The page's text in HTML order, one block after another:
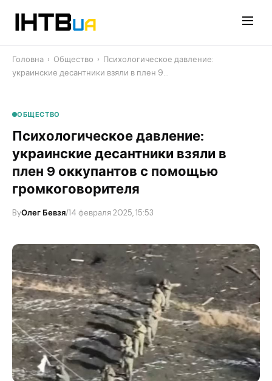
Головна › Общество › Психологическое давление:
украинские десантники взяли в плен 9…
ОБЩЕСТВО
Психологическое давление:
украинские десантники взяли в
плен 9 оккупантов с помощью
громкоговорителя
ByОлег Бевзя/14 февраля 2025, 15:53